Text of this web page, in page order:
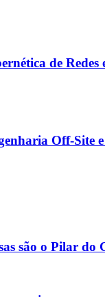
de Redes
Off-Site
são o Pilar do